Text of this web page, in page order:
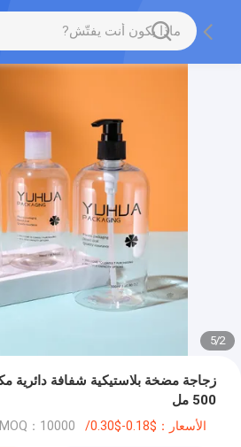
2
/
5
500 مل
الأسعار：$0.18-$0.30/PIECE MOQ：10000 قطعة